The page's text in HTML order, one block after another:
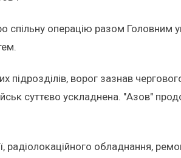
операцію разом Головним
підрозділів, ворог зазнав
суттєво ускладнена. "Азов"
радіолокаційного обладнання,